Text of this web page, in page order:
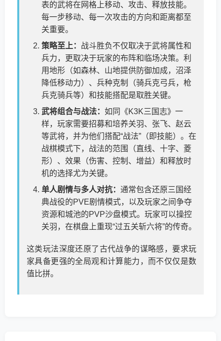
表的武将在网格上移动、攻击、释放技能。
每一步移动、每一次攻击的方向和距离都至
关重要。
策略至上： 战斗胜负不仅取决于武将属性和
兵力，更取决于玩家的布阵和临场决策。利
用地形（如森林、山地提供防御加成，沼泽
降低移动力）、兵种克制（骑兵克弓兵，枪
兵克骑兵等）和技能搭配是取胜关键。
武将组合与战法： 如同《K3K三国志》一
样，玩家需要招募和培养关羽、张飞、赵云
等武将，并为他们搭配“战法”（即技能）。在
战棋模式下，战法的范围（直线、十字、菱
形）、效果（伤害、控制、增益）和释放时
机的选择尤为关键。
单人剧情与多人对抗： 通常包含还原三国经
典战役的PVE剧情模式，以及玩家之间争夺
资源和城池的PVP沙盘模式。玩家可以操控
关羽，在棋盘上重现“过五关斩六将”的传奇。
这类玩法深度还原了古代战争的谋略感，要求玩
家具备更强的全局观和计算能力，而不仅仅是数
值比拼。